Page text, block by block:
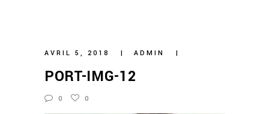
AVRIL 5, 2018 ADMIN
PORT-IMG-12
0 0